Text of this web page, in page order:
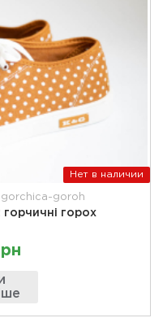
Нет в наличии
goroh
горох